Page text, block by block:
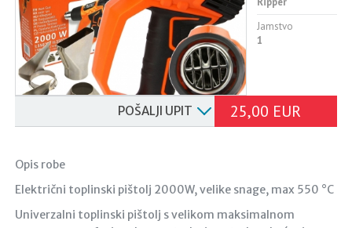
Jamstvo
1
POŠALJI UPIT 25,00 EUR
Opis robe
Električni toplinski pištolj 2000W, velike snage, max 550 °C
Univerzalni toplinski pištolj s velikom maksimalnom